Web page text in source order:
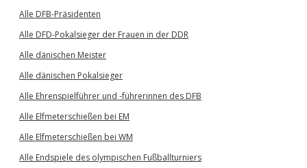
Alle DFB-Präsidenten
Alle DFD-Pokalsieger der Frauen in der DDR
Alle dänischen Meister
Alle dänischen Pokalsieger
Alle Ehrenspielführer und -führerinnen des DFB
Alle Elfmeterschießen bei EM
Alle Elfmeterschießen bei WM
Alle Endspiele des olympischen Fußballturniers